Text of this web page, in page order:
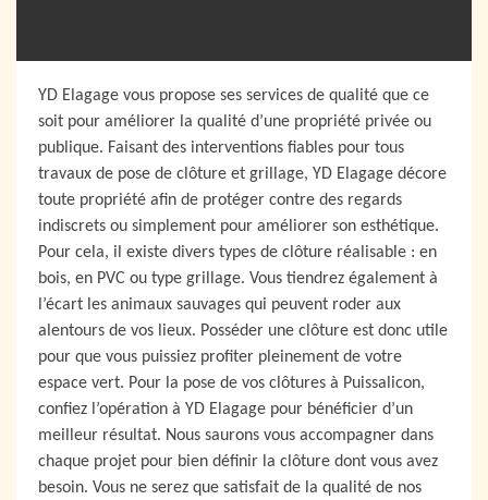
YD Elagage vous propose ses services de qualité que ce
soit pour améliorer la qualité d’une propriété privée ou
publique. Faisant des interventions fiables pour tous
travaux de pose de clôture et grillage, YD Elagage décore
toute propriété afin de protéger contre des regards
indiscrets ou simplement pour améliorer son esthétique.
Pour cela, il existe divers types de clôture réalisable : en
bois, en PVC ou type grillage. Vous tiendrez également à
l’écart les animaux sauvages qui peuvent roder aux
alentours de vos lieux. Posséder une clôture est donc utile
pour que vous puissiez profiter pleinement de votre
espace vert. Pour la pose de vos clôtures à Puissalicon,
confiez l’opération à YD Elagage pour bénéficier d’un
meilleur résultat. Nous saurons vous accompagner dans
chaque projet pour bien définir la clôture dont vous avez
besoin. Vous ne serez que satisfait de la qualité de nos